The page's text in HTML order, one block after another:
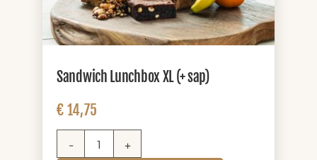
Sandwich Lunchbox XL (+ sap)
€ 14,75
Sandwich